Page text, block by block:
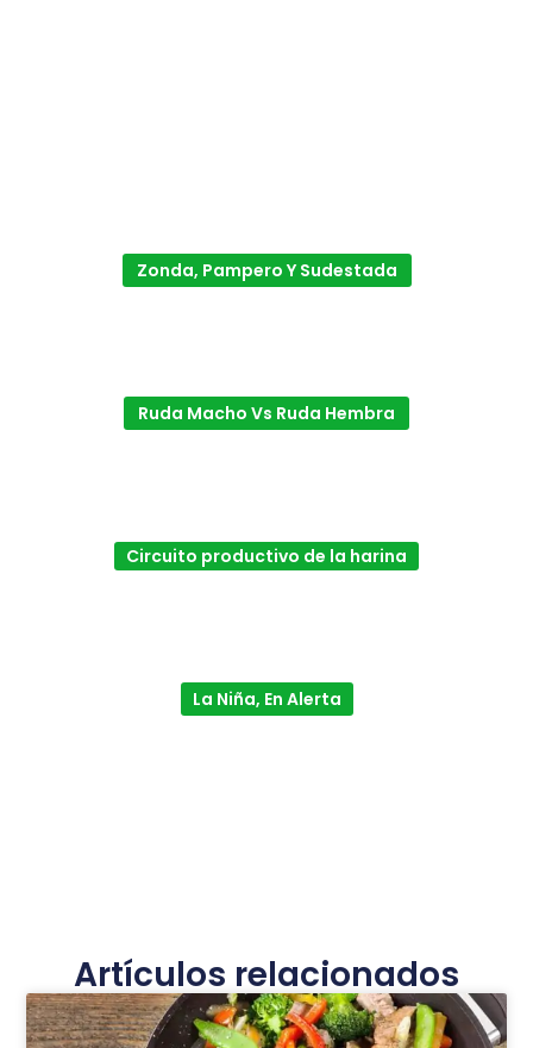
Zonda, Pampero Y Sudestada
Ruda Macho Vs Ruda Hembra
Circuito productivo de la harina
La Niña, En Alerta
Artículos relacionados